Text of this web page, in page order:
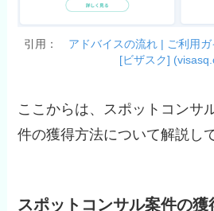
引用： アドバイスの流れ | ご利用
[ビザスク]
ここからは、スポットコンサ
件の獲得方法について解説し
スポットコンサル案件の獲